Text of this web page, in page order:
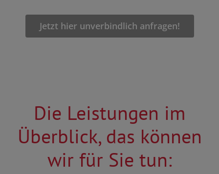
Jetzt hier unverbindlich anfragen!
Die Leistungen im
Überblick, das können
wir für Sie tun: